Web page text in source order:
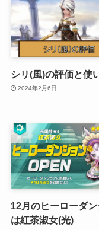
シリ(風)の評価と使
2024年2月6日
12月のヒーローダ
は紅茶淑女(光)